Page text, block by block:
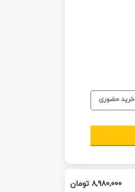
حضوری
۸,۹۸۰,۰۰۰تومان